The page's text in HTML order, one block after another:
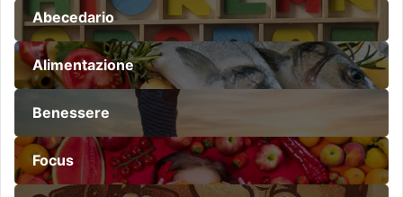
Abecedario
Alimentazione
Benessere
Focus